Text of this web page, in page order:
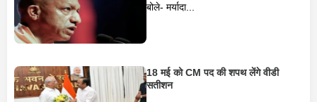
बोले- मर्यादा...
18 मई को CM पद की शपथ लेंगे वीडी
सतीशन